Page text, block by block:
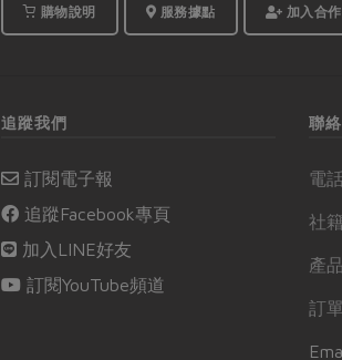
購物說明 服務據點 加入合
追蹤我們
訂閱電子報
追蹤Facebook專頁
加入LINE好友
訂閱YouTube頻道
聯
電
社
產
訂